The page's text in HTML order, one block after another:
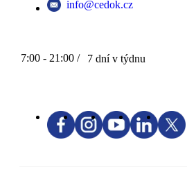
info@cedok.cz
7:00 - 21:00 / 7 dní v týdnu